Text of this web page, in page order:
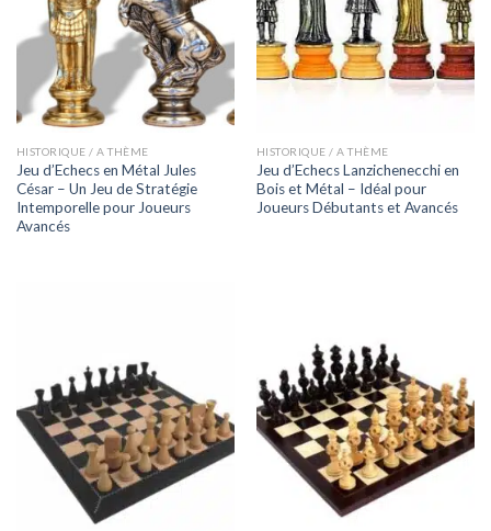
HISTORIQUE / A THÈME
Jeu d’Echecs en Métal Jules
César – Un Jeu de Stratégie
Intemporelle pour Joueurs
Avancés
HISTORIQUE / A THÈME
Jeu d’Echecs Lanzichenecchi en
Bois et Métal – Idéal pour
Joueurs Débutants et Avancés